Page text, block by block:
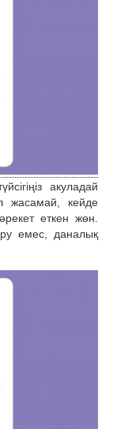
акуладай
жасамай, кейде
еткен жөн.
емес, даналық